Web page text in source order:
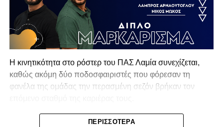
Η κινητικότητα στο ρόστερ του ΠΑΣ Λαμία συνεχίζεται,
καθώς ακόμη δύο ποδοσφαιριστές που φόρεσαν τη
φανέλα της ομάδας την περασμένη σεζόν βρήκαν τον
Ο λόγος για τον Βασίλη Τρούμπουλο και τον Χρυσόστομο
ΠΕΡΙΣΣΌΤΕΡΑ